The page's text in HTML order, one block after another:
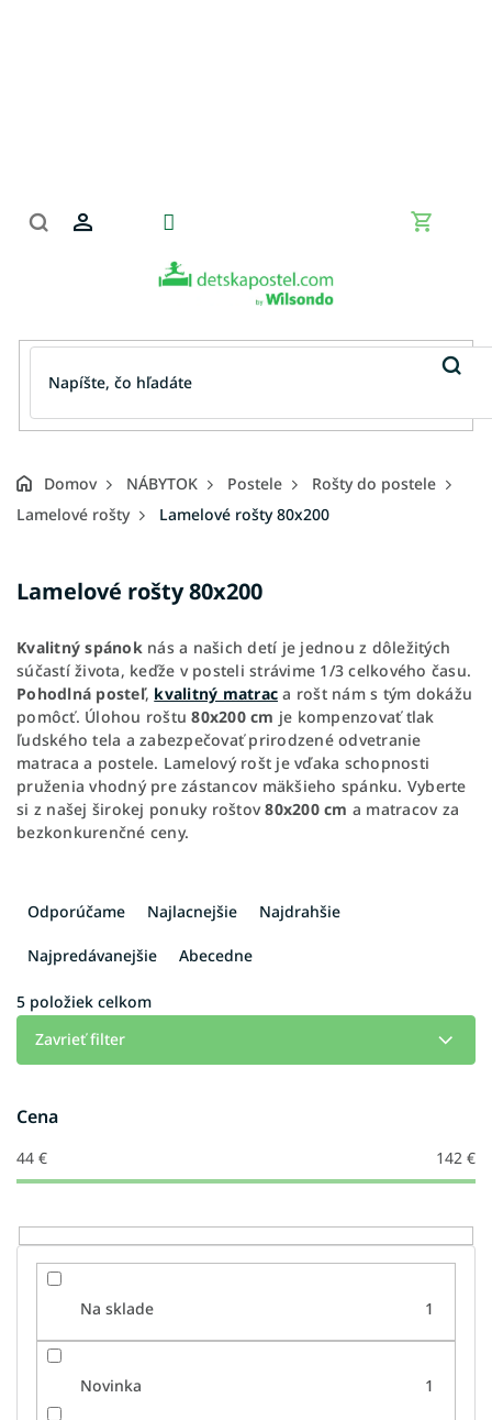
Domov NÁBYTOK Postele
Rošty do postele
Lamelové rošty
Lamelové rošty 80x200
Lamelové rošty 80x200
Kvalitný spánoknás a našich detí je jednou z dôležitých
súčastí života, keďže v posteli strávime 1/3 celkového času.
Pohodlná posteľ, kvalitný matrac a rošt nám s tým dokážu
pomôcť. Úlohou roštu80x200 cm je kompenzovať tlak
ľudského tela a zabezpečovať prirodzené odvetranie
matraca a postele. Lamelový rošt je vďaka schopnosti
pruženia vhodný pre zástancov mäkšieho spánku. Vyberte
si z našej širokej ponuky roštov80x200 cm a matracov za
bezkonkurenčné ceny.
a
i
e
d
u
k
o
v
Odporúčame Najlacnejšie Najdrahšie
Najpredávanejšie Abecedne
5 položiek celkom
Zavrieť filter
Cena
44 € 142 €
Na sklade 1
Novinka 1